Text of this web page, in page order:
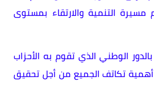
التنمية والارتقاء بمستوى
الوطني الذي تقوم به الأحزاب
تكاتف الجميع من أجل تحقيق